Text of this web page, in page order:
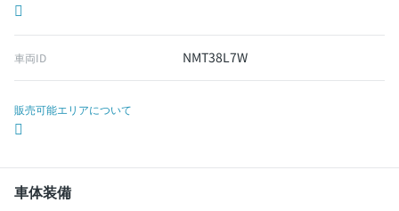
車両ID NMT38L7W
販売可能エリアについて
車体装備